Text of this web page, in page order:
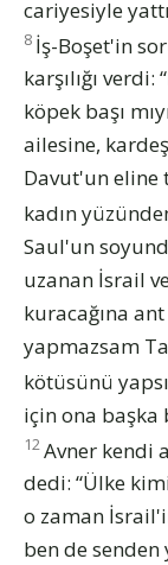
cariyesiyle
8 İş-Boşet'in
karşılığı
köpek başı
ailesine,
Davut'un eline
kadın
Saul'un
uzanan İsrail
kuracağına
yapmazsam
kötüsünü
için ona başka
12 Avner kendi
dedi: “Ülke
o zaman
ben de